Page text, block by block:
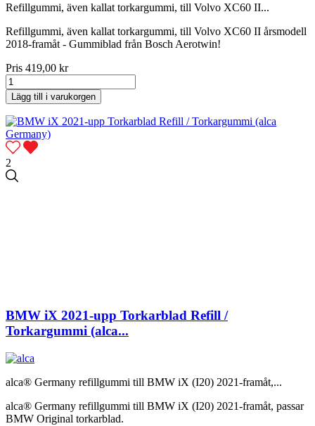
Refillgummi, även kallat torkargummi, till Volvo XC60 II...
Refillgummi, även kallat torkargummi, till Volvo XC60 II årsmodell
2018-framåt - Gummiblad från Bosch Aerotwin!
Pris 419,00 kr
Lägg till i varukorgen
2
BMW iX 2021-upp Torkarblad Refill /
Torkargummi (alca...
alca® Germany refillgummi till BMW iX (I20) 2021-framåt,...
alca® Germany refillgummi till BMW iX (I20) 2021-framåt, passar
BMW Original torkarblad.